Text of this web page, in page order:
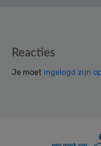
Reader
Reacties
Je moet ingelogd zijn